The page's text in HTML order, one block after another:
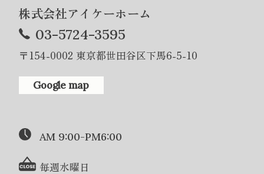
株式会社アイケーホーム
03-5724-3595
〒154-0002 東京都世田谷区下馬6-5-10
Google map
AM 9:00-PM6:00
毎週水曜日